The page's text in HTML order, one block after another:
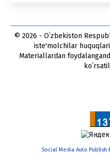
© 2026 - Oʻzbekiston
iste'molchilar
Materiallardan
Social Media Auto Publish